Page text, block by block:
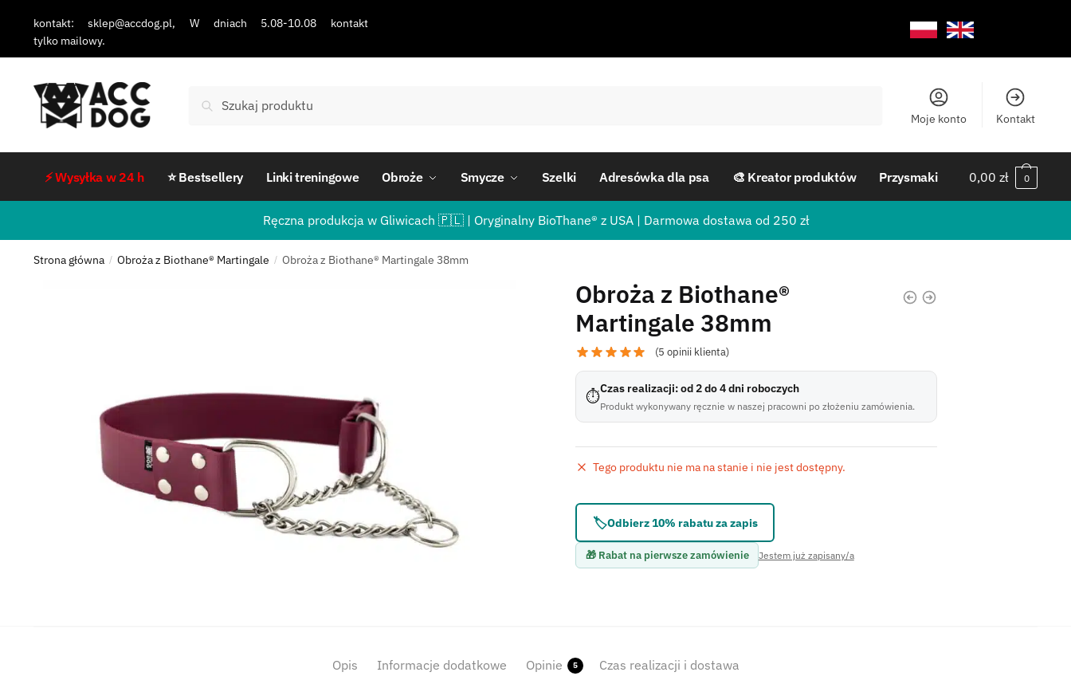
kontakt: sklep@accdog.pl, W dniach 5.08-10.08 kontakt
tylko mailowy.
Szukaj
Moje konto Kontakt
⚡ Wysyłka w 24 h ⭐ Bestsellery Linki treningowe Obroże Smycze Szelki Adresówka dla psa 🎨 Kreator produktów Przysmaki 0,00zł 0
Ręczna produkcja w Gliwicach 🇵🇱 | Oryginalny BioThane® z USA | Darmowa dostawa od 250 zł
Strona główna / Obroża z Biothane® Martingale / Obroża z Biothane® Martingale 38mm
Obroża z Biothane®
Martingale 38mm
(5 opinii klienta)
⏱Czas realizacji: od 2 do 4 dni roboczych
Produkt wykonywany ręcznie w naszej pracowni po złożeniu zamówienia.
Tego produktu nie ma na stanie i nie jest dostępny.
🏷️Odbierz 10% rabatu za zapis
🎁 Rabat na pierwsze zamówienie Jestem już zapisany/a
Opis Informacje dodatkowe Opinie 5 Czas realizacji i dostawa